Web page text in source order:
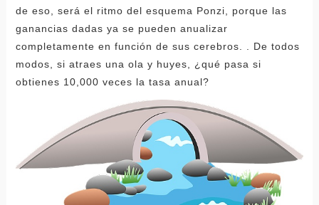
de eso, será el ritmo del esquema Ponzi, porque las
ganancias dadas ya se pueden anualizar
completamente en función de sus cerebros. . De todos
modos, si atraes una ola y huyes, ¿qué pasa si
obtienes 10,000 veces la tasa anual?